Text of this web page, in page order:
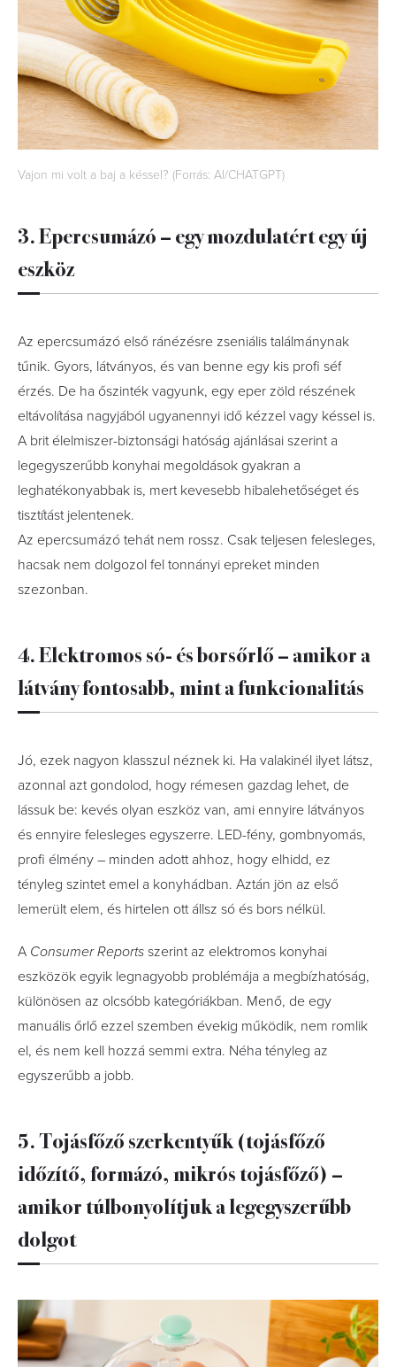
Vajon mi volt a baj a késsel? (Forrás: AI/CHATGPT)
3. Epercsumázó – egy mozdulatért egy új
eszköz
Az epercsumázó első ránézésre zseniális találmánynak
tűnik. Gyors, látványos, és van benne egy kis profi séf
érzés. De ha őszinték vagyunk, egy eper zöld részének
eltávolítása nagyjából ugyanennyi idő kézzel vagy késsel is.
A brit élelmiszer-biztonsági hatóság ajánlásai szerint a
legegyszerűbb konyhai megoldások gyakran a
leghatékonyabbak is, mert kevesebb hibalehetőséget és
tisztítást jelentenek.
Az epercsumázó tehát nem rossz. Csak teljesen felesleges,
hacsak nem dolgozol fel tonnányi epreket minden
szezonban.
4. Elektromos só- és borsőrlő – amikor a
látvány fontosabb, mint a funkcionalitás
Jó, ezek nagyon klasszul néznek ki. Ha valakinél ilyet látsz,
azonnal azt gondolod, hogy rémesen gazdag lehet, de
lássuk be: kevés olyan eszköz van, ami ennyire látványos
és ennyire felesleges egyszerre. LED-fény, gombnyomás,
profi élmény – minden adott ahhoz, hogy elhidd, ez
tényleg szintet emel a konyhádban. Aztán jön az első
lemerült elem, és hirtelen ott állsz só és bors nélkül.
A Consumer Reports szerint az elektromos konyhai
eszközök egyik legnagyobb problémája a megbízhatóság,
különösen az olcsóbb kategóriákban. Menő, de egy
manuális őrlő ezzel szemben évekig működik, nem romlik
el, és nem kell hozzá semmi extra. Néha tényleg az
egyszerűbb a jobb.
5. Tojásfőző szerkentyűk (tojásfőző
időzítő, formázó, mikrós tojásfőző) –
amikor túlbonyolítjuk a legegyszerűbb
dolgot